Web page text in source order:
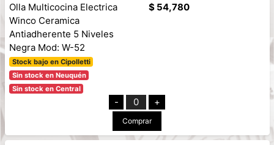
Olla Multicocina Electrica
Winco Ceramica
Antiadherente 5 Niveles
Negra Mod: W-52
Stock bajo en Cipolletti
Sin stock en Neuquén
Sin stock en Central
$ 54,780
- 0 +
Comprar